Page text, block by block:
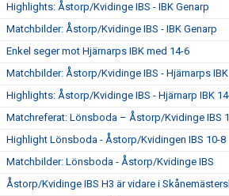
Highlights: Åstorp/Kvidinge IBS - IBK Genarp
Matchbilder: Åstorp/Kvidinge IBS - IBK Genarp
Enkel seger mot Hjärnarps IBK med 14-6
Matchbilder: Åstorp/Kvidinge IBS - Hjärnarps IBK
Highlights: Åstorp/Kvidinge IBS - Hjärnarp IBK
Matchreferat: Lönsboda – Åstorp/Kvidinge IBS
Highlight Lönsboda - Åstorp/Kvidingen IBS 10-8
Matchbilder: Lönsboda - Åstorp/Kvidinge IBS
Åstorp/Kvidinge IBS H3 är vidare i